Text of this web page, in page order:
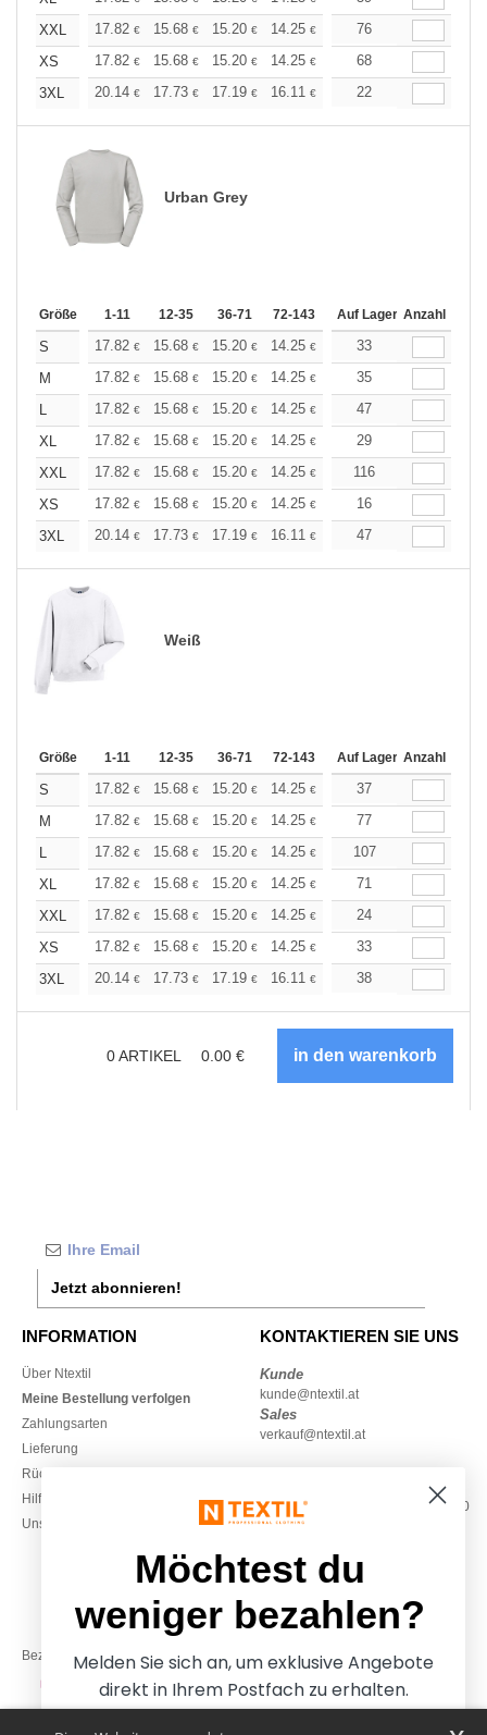
XXL
17.82 € 15.68 € 15.20 € 14.25 € 13.54€
76
XS
17.82 € 15.68 € 15.20 € 14.25 € 13.54€
68
3XL
20.14 € 17.73 € 17.19 € 16.11 € 15.31€
22
Urban Grey
Größe 1-11 12-35 36-71 72-143 144-287 288 +
Auf Lager Anzahl
S 17.82 € 15.68 € 15.20 € 14.25 € 13.54€
33
M
17.82 € 15.68 € 15.20 € 14.25 € 13.54€
35
L
17.82 € 15.68 € 15.20 € 14.25 € 13.54€
47
XL
17.82 € 15.68 € 15.20 € 14.25 € 13.54€
29
XXL
17.82 € 15.68 € 15.20 € 14.25 € 13.54€
116
XS
17.82 € 15.68 € 15.20 € 14.25 € 13.54€
16
3XL
20.14 € 17.73 € 17.19 € 16.11 € 15.31€
47
Weiß
Größe 1-11 12-35 36-71 72-143 144-287 288 +
Auf Lager Anzahl
S 17.82 € 15.68 € 15.20 € 14.25 € 13.54€
37
M
17.82 € 15.68 € 15.20 € 14.25 € 13.54€
77
L
17.82 € 15.68 € 15.20 € 14.25 € 13.54€
107
XL
17.82 € 15.68 € 15.20 € 14.25 € 13.54€
71
XXL
17.82 € 15.68 € 15.20 € 14.25 € 13.54€
24
XS
17.82 € 15.68 € 15.20 € 14.25 € 13.54€
33
3XL
20.14 € 17.73 € 17.19 € 16.11 € 15.31€
38
0ARTIKEL 0.00 €
Jetzt abonnieren!
INFORMATION
Über Ntextil
Meine Bestellung verfolgen
Zahlungsarten
Lieferung
Rückerstattungen / Rückgaben
Hilfe & FAQs
Unsere Engagements
KONTAKTIEREN SIE UNS
Kunde
kunde@ntextil.at
Sales
verkauf@ntextil.at
Montag – Donnerstag: 10:00–13:00
& 14:00–17:30
Freitag: 10:00–14:00
Bezahlung mit
Möchtest du
weniger bezahlen?
Melden Sie sich an, um exklusive Angebote
direkt in Ihrem Postfach zu erhalten.